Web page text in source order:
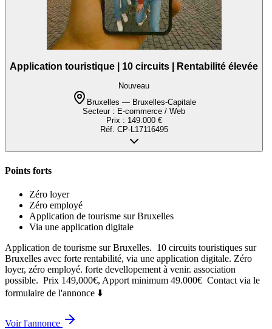
Application touristique | 10 circuits | Rentabilité élevée
Nouveau
Bruxelles — Bruxelles-Capitale
Secteur : E-commerce / Web
Prix : 149.000 €
Réf. CP-L17116495
Points forts
Zéro loyer
Zéro employé
Application de tourisme sur Bruxelles
Via une application digitale
Application de tourisme sur Bruxelles. ‍ 10 circuits touristiques sur
Bruxelles avec forte rentabilité, via une application digitale. Zéro
loyer, zéro employé. forte devellopement à venir. association
possible. ‍ Prix 149,000€, Apport minimum 49.000€ ‍ Contact via le
formulaire de l'annonce ⬇️
Voir l'annonce